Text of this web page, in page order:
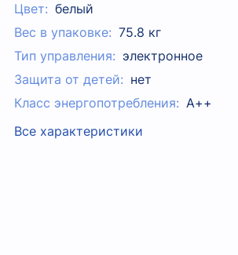
Цвет: белый
Вес в упаковке: 75.8 кг
Тип управления: электронное
Защита от детей: нет
Класс энергопотребления: А++
Все характеристики